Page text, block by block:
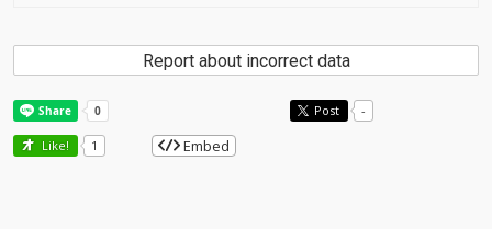
Report about incorrect data
Post -
Like! 1 Embed